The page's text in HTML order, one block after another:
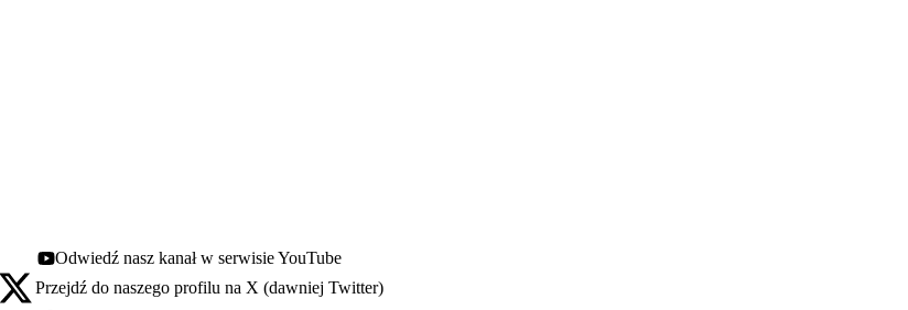
Youtube - otwiera się w nowej karcie
Odwiedź nasz kanał w serwisie YouTube
X - otwiera się w nowej karcie
Przejdź do naszego profilu na X (dawniej Twitter)